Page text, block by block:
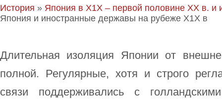
История » Япония в Х1Х – первой половине ХХ в. и
Япония и иностранные державы на рубеже Х1Х в
Длительная изоляция Японии от
полной. Регулярные, хотя и строго
связи поддерживались с